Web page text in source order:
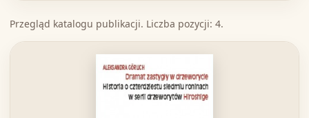
Przegląd katalogu publikacji. Liczba pozycji: 4.